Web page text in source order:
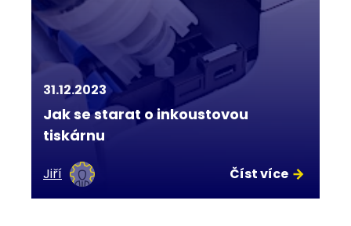
31.12.2023
Jak se starat o inkoustovou
tiskárnu
Jiří Číst více